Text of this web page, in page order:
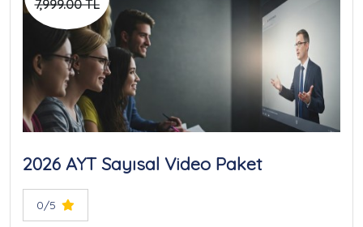
7,999.00 TL
2026 AYT Sayısal Video Paket
0/5